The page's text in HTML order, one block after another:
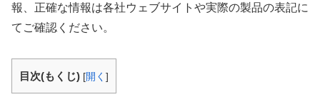
報、正確な情報は各社ウェブサイトや実際の製品の表記に
てご確認ください。
目次(もくじ) [開く ]